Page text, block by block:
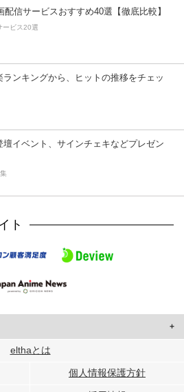
配信サービスおすすめ40選【徹底比較】
ービス20選
ランキングから、ヒットの推移をチェッ
壇イベント、サインチェキなどプレゼン
ト
て、ユーザーに合わせたコンテンツや広告の
elthaとは
個人情報保護方針